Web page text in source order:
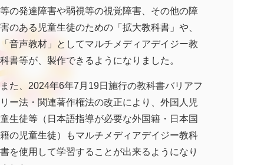
等の発達障害や弱視等の視覚障害、その他の障
害のある児童生徒のための「拡大教科書」や、
「音声教材」としてマルチメディアデイジー教
科書等が、製作できるようになりました。
また、2024年6年7月19日施行の教科書バリアフ
リー法・関連著作権法の改正により、外国人児
童生徒等（日本語指導が必要な外国籍・日本国
籍の児童生徒）もマルチメディアデイジー教科
書を使用して学習することが出来るようになり